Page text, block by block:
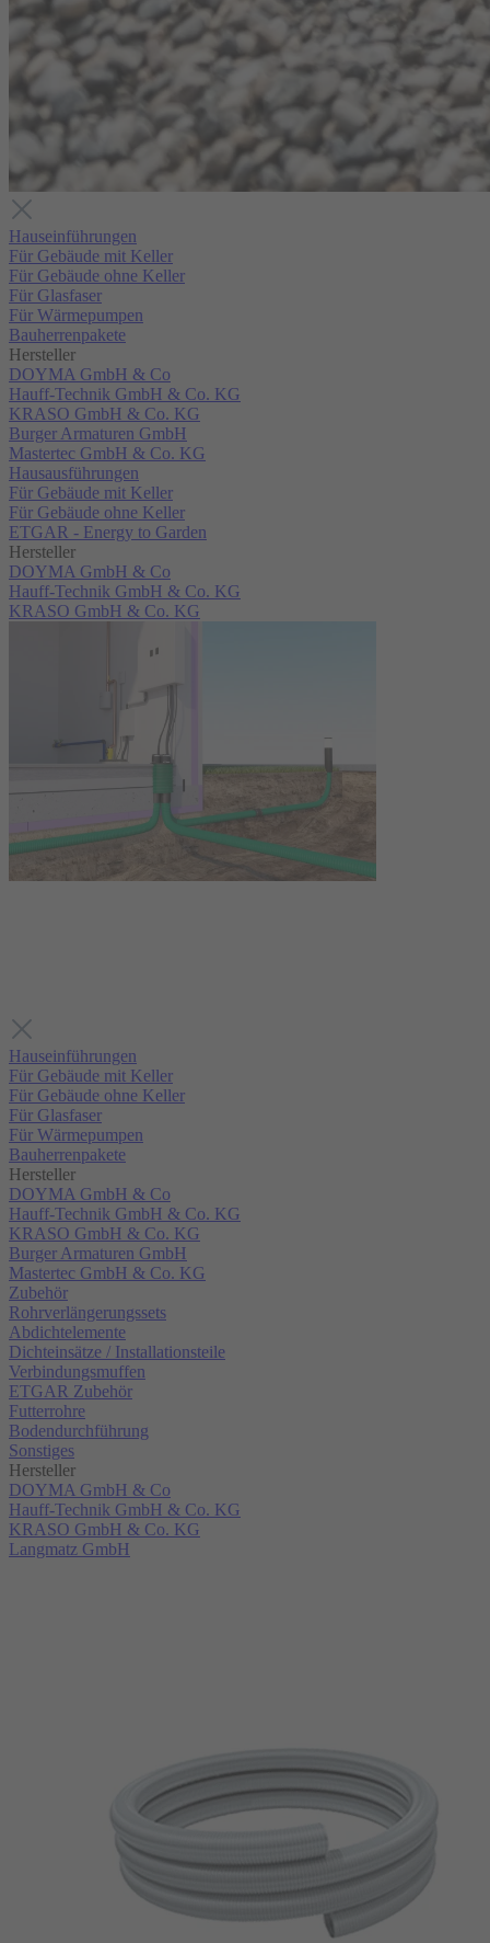
Hauseinführungen
Für Gebäude mit Keller
Für Gebäude ohne Keller
Für Glasfaser
Für Wärmepumpen
Bauherrenpakete
Hersteller
DOYMA GmbH & Co
Hauff-Technik GmbH & Co. KG
KRASO GmbH & Co. KG
Burger Armaturen GmbH
Mastertec GmbH & Co. KG
Hausausführungen
Für Gebäude mit Keller
Für Gebäude ohne Keller
ETGAR - Energy to Garden
Hersteller
DOYMA GmbH & Co
Hauff-Technik GmbH & Co. KG
KRASO GmbH & Co. KG
Hauseinführungen
Für Gebäude mit Keller
Für Gebäude ohne Keller
Für Glasfaser
Für Wärmepumpen
Bauherrenpakete
Hersteller
DOYMA GmbH & Co
Hauff-Technik GmbH & Co. KG
KRASO GmbH & Co. KG
Burger Armaturen GmbH
Mastertec GmbH & Co. KG
Zubehör
Rohrverlängerungssets
Abdichtelemente
Dichteinsätze / Installationsteile
Verbindungsmuffen
ETGAR Zubehör
Futterrohre
Bodendurchführung
Sonstiges
Hersteller
DOYMA GmbH & Co
Hauff-Technik GmbH & Co. KG
KRASO GmbH & Co. KG
Langmatz GmbH